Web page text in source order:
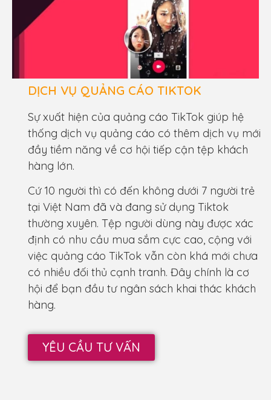
DỊCH VỤ QUẢNG CÁO TIKTOK
Sự xuất hiện của quảng cáo TikTok giúp hệ
thống dịch vụ quảng cáo có thêm dịch vụ mới
đầy tiềm năng về cơ hội tiếp cận tệp khách
hàng lớn.
Cứ 10 người thì có đến không dưới 7 người trẻ
tại Việt Nam đã và đang sử dụng Tiktok
thường xuyên. Tệp người dùng này được xác
định có nhu cầu mua sắm cực cao, cộng với
việc quảng cáo TikTok vẫn còn khá mới chưa
có nhiều đối thủ cạnh tranh. Đây chính là cơ
hội để bạn đầu tư ngân sách khai thác khách
hàng.
YÊU CẦU TƯ VẤN